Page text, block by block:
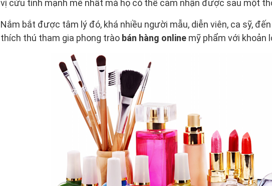
vị cứu tinh mạnh mẽ nhất mà họ có thể cảm nhận được sau một
Nắm bắt được tâm lý đó, khá nhiều người mẫu, diễn viên, ca sỹ,
thích thú tham gia phong trào bán hàng online mỹ phẩm với khoản